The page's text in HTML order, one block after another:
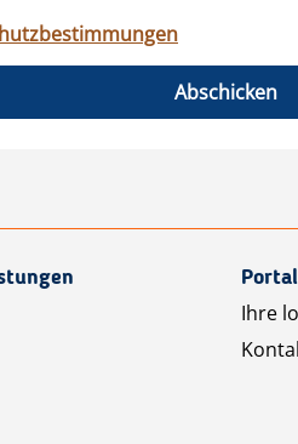
Abschicken
Ihre